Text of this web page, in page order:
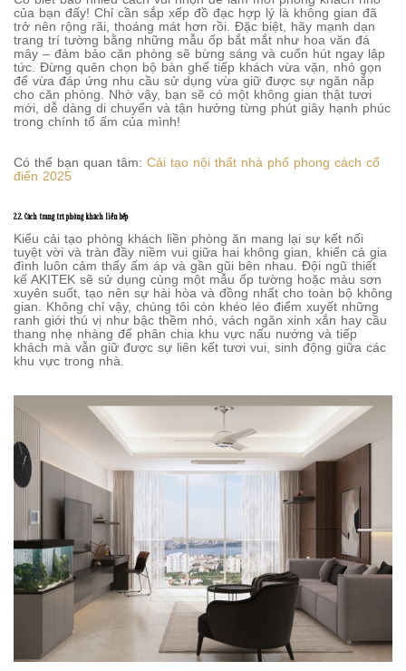
của bạn đấy! Chỉ cần sắp xếp đồ đạc hợp lý là không gian đã
trở nên rộng rãi, thoáng mát hơn rồi. Đặc biệt, hãy mạnh dạn
trang trí tường bằng những mẫu ốp bắt mắt như hoa văn đá
mây – đảm bảo căn phòng sẽ bừng sáng và cuốn hút ngay lập
tức. Đừng quên chọn bộ bàn ghế tiếp khách vừa vặn, nhỏ gọn
để vừa đáp ứng nhu cầu sử dụng vừa giữ được sự ngăn nắp
cho căn phòng. Nhờ vậy, bạn sẽ có một không gian thật tươi
mới, dễ dàng di chuyển và tận hưởng từng phút giây hạnh phúc
trong chính tổ ấm của mình!
Có thể bạn quan tâm: Cải tạo nội thất nhà phố phong cách cổ
điển 2025
2.2. Cách trang trí phòng khách liền bếp
Kiểu cải tạo phòng khách liền phòng ăn mang lại sự kết nối
tuyệt vời và tràn đầy niềm vui giữa hai không gian, khiến cả gia
đình luôn cảm thấy ấm áp và gần gũi bên nhau. Đội ngũ thiết
kế AKITEK sẽ sử dụng cùng một mẫu ốp tường hoặc màu sơn
xuyên suốt, tạo nên sự hài hòa và đồng nhất cho toàn bộ không
gian. Không chỉ vậy, chúng tôi còn khéo léo điểm xuyết những
ranh giới thú vị như bậc thềm nhỏ, vách ngăn xinh xắn hay cầu
thang nhẹ nhàng để phân chia khu vực nấu nướng và tiếp
khách mà vẫn giữ được sự liên kết tươi vui, sinh động giữa các
khu vực trong nhà.